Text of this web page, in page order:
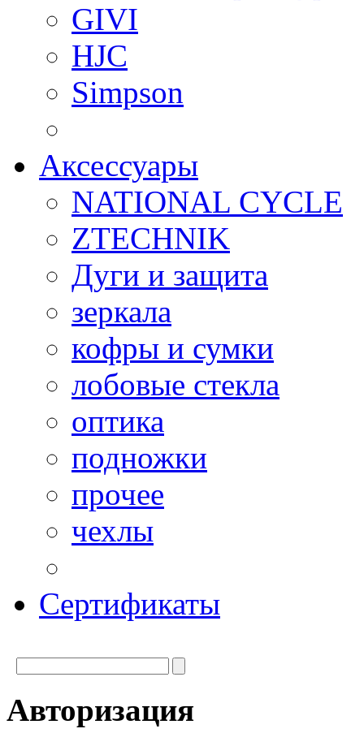
GIVI
HJC
Simpson
Аксессуары
NATIONAL CYCLE
ZTECHNIK
Дуги и защита
зеркала
кофры и сумки
лобовые стекла
оптика
подножки
прочее
чехлы
Сертификаты
Авторизация